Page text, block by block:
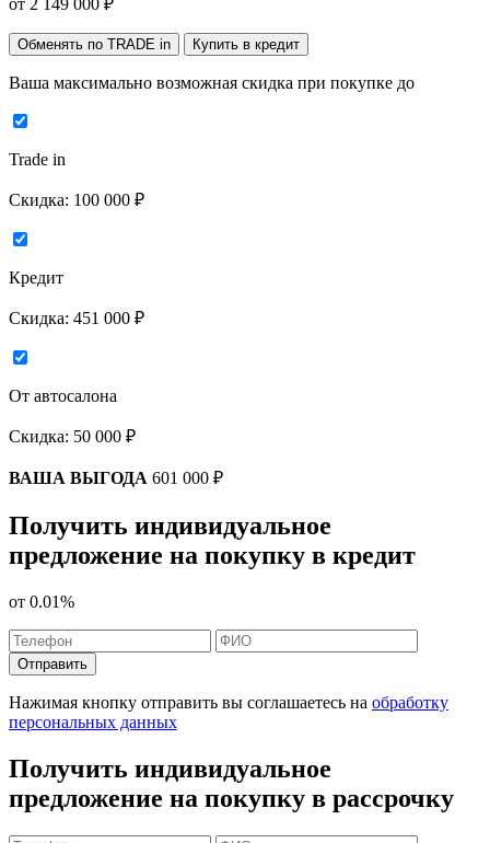
от 2 149 000 ₽
Обменять по TRADE in Купить в кредит
Ваша максимально возможная скидка при покупке до
Trade in
Скидка: 100 000 ₽
Кредит
Скидка: 451 000 ₽
От автосалона
Скидка: 50 000 ₽
ВАША ВЫГОДА 601 000 ₽
Получить индивидуальное
предложение на покупку в кредит
от 0.01%
Отправить
Нажимая кнопку отправить вы соглашаетесь на обработку
персональных данных
Получить индивидуальное
предложение на покупку в рассрочку